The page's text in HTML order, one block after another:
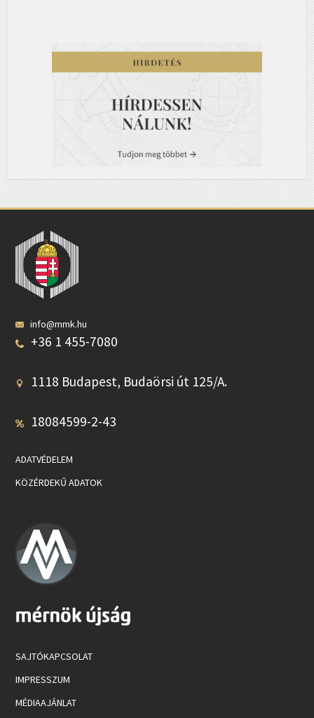
info@mmk.hu
+36 1 455-7080
1118 Budapest, Budaörsi út 125/A.
18084599-2-43
ADATVÉDELEM
KÖZÉRDEKŰ ADATOK
SAJTÓKAPCSOLAT
IMPRESSZUM
MÉDIAAJÁNLAT